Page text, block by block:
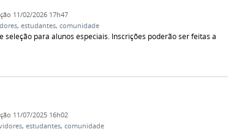
11/02/2026 17h47
, estudantes, comunidade
seleção para alunos especiais. Inscrições poderão ser feitas a
11/07/2025 16h02
, estudantes, comunidade